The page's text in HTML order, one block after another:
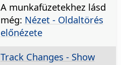
A munkafüzetekhez lásd
még: Nézet - Oldaltörés
előnézete
Track Changes - Show